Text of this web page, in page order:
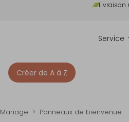
Livraison
Service
Créer de A à Z
Mariage Panneaux de bienvenue